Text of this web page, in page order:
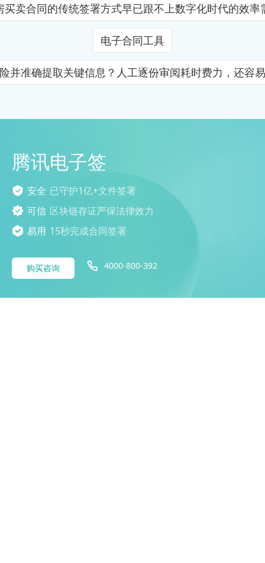
卖合同的传统签署方式早已跟不上数字化时代的效
电子合同工具
并准确提取关键信息？人工逐份审阅耗时费力，还容
腾讯电子签
安全 已守护1亿+文件签署
可信 区块链存证严保法律效力
易用 15秒完成合同签署
购买咨询 4000-800-392